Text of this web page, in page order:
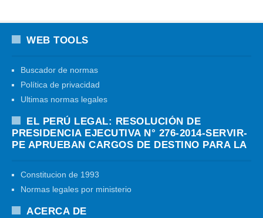
WEB TOOLS
Buscador de normas
Política de privacidad
Ultimas normas legales
EL PERÚ LEGAL: RESOLUCIÓN DE
PRESIDENCIA EJECUTIVA N° 276-2014-SERVIR-
PE APRUEBAN CARGOS DE DESTINO PARA LA
Constitucion de 1993
Normas legales por ministerio
ACERCA DE